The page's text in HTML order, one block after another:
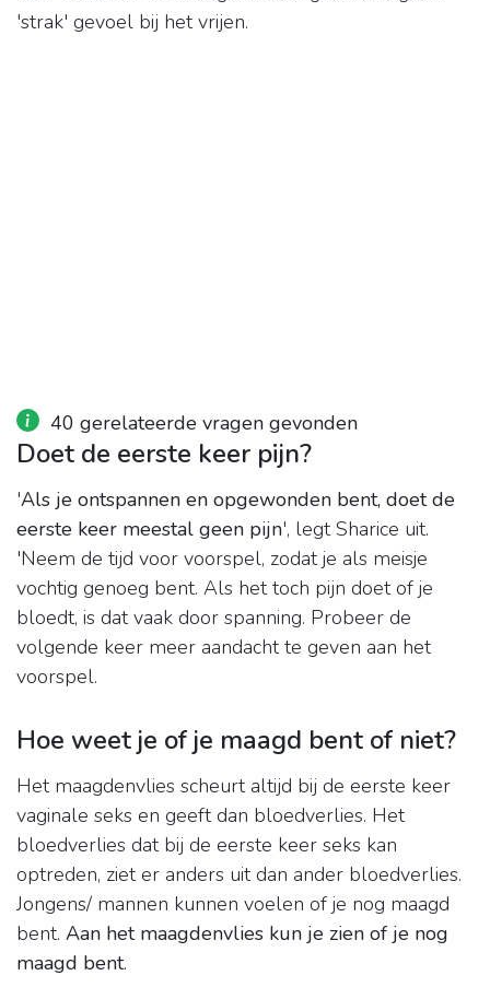
'strak' gevoel bij het vrijen.
40 gerelateerde vragen gevonden
Doet de eerste keer pijn?
'Als je ontspannen en opgewonden bent, doet de
eerste keer meestal geen pijn', legt Sharice uit.
'Neem de tijd voor voorspel, zodat je als meisje
vochtig genoeg bent. Als het toch pijn doet of je
bloedt, is dat vaak door spanning. Probeer de
volgende keer meer aandacht te geven aan het
voorspel.
Hoe weet je of je maagd bent of niet?
Het maagdenvlies scheurt altijd bij de eerste keer
vaginale seks en geeft dan bloedverlies. Het
bloedverlies dat bij de eerste keer seks kan
optreden, ziet er anders uit dan ander bloedverlies.
Jongens/ mannen kunnen voelen of je nog maagd
bent. Aan het maagdenvlies kun je zien of je nog
maagd bent.